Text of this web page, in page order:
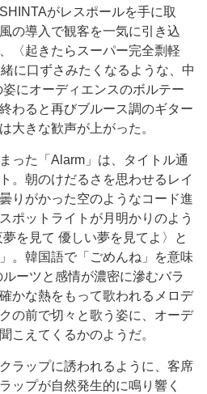
がレスポールを手に取
の導入で観客を一気に引き込
〈起きたらスーパー完全剽軽
に口ずさみたくなるような、中
にオーディエンスのボルテー
わると再びブルース調のギター
大きな歓声が上がった。
った「Alarm」は、タイトル通
。朝のけだるさを思わせるレイ
りがかった空のようなコード進
ポットライトが月明かりのよう
を見て 優しい夢を見てよ〉と
。韓国語で「ごめんね」を意味
ーツと感情が濃密に滲むバラ
かな熱をもって歌われるメロデ
の前で切々と歌う姿に、オーデ
こえてくるかのようだ。
ラップに誘われるように、客席
ップが自然発生的に鳴り響く